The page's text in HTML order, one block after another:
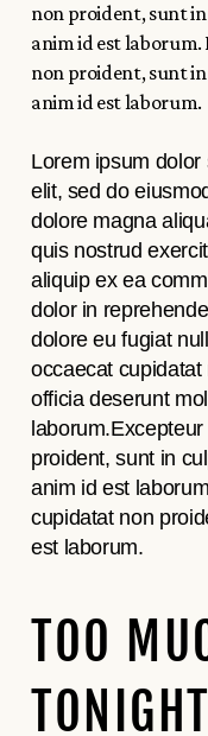
non proident, sunt
anim id est
non proident, sunt
anim id est laborum.
Lorem ipsum
elit, sed do
dolore magna
quis nostrud
aliquip ex ea
dolor in
dolore eu fugiat
occaecat
officia deserunt
proident, sunt in
anim id est
cupidatat non
est laborum.
TOO
TONIGHT